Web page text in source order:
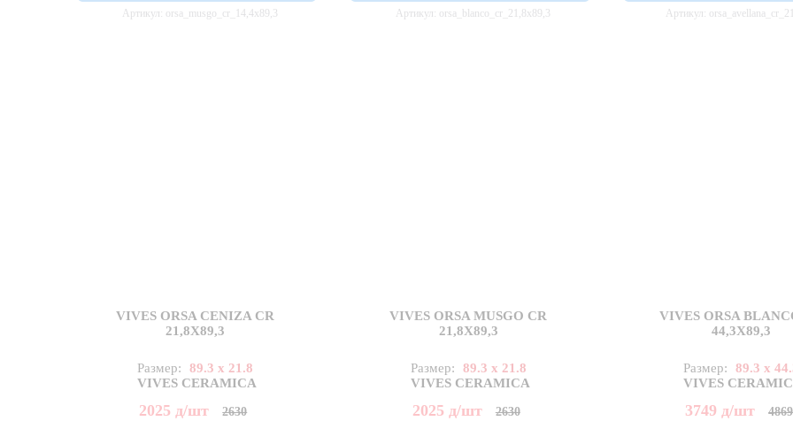
Артикул: orsa_musgo_cr_14,4x89,3 Артикул: orsa_blanco_cr_21,8x89,3 Артикул:
VIVES ORSA CENIZA CR
21,8X89,3
Размер:
89.3 x 21.8
VIVES CERAMICA
2025д/шт
2630
VIVES ORSA MUSGO CR
21,8X89,3
Размер:
89.3 x 21.8
VIVES CERAMICA
2025 д/шт
2630
VIVES ORSA
44,3X89,3
Размер:
89.3 x
VIVES
3749д/шт
4869